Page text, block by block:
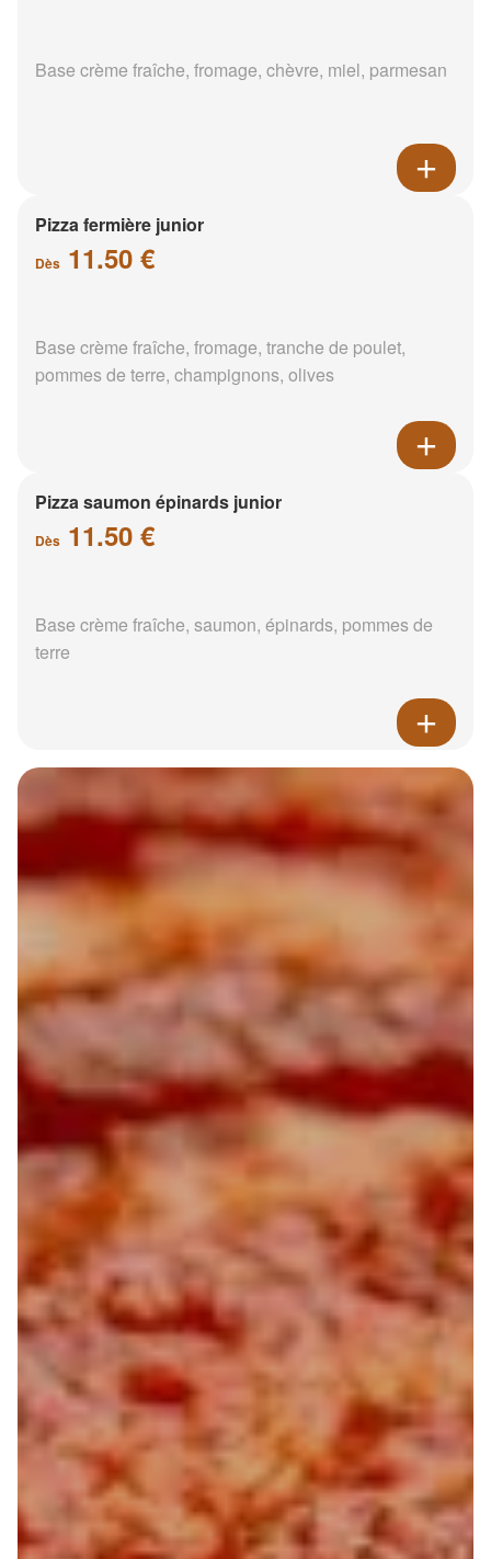
Base crème fraîche, fromage, chèvre, miel, parmesan
Pizza fermière junior
Dès 11.50 €
Base crème fraîche, fromage, tranche de poulet,
pommes de terre, champignons, olives
Pizza saumon épinards junior
Dès 11.50 €
Base crème fraîche, saumon, épinards, pommes de
terre